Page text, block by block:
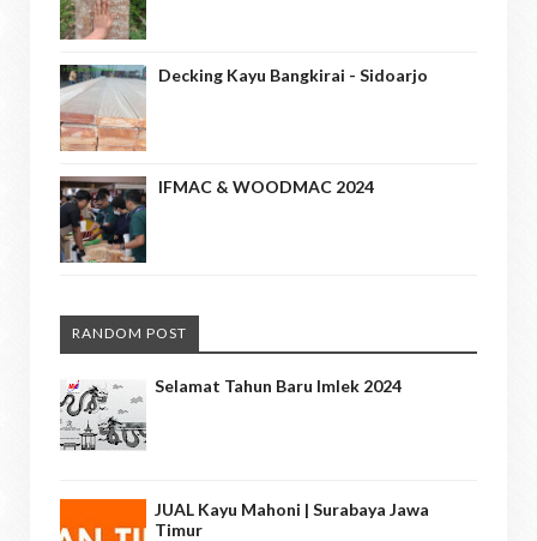
Decking Kayu Bangkirai - Sidoarjo
IFMAC & WOODMAC 2024
RANDOM POST
Selamat Tahun Baru Imlek 2024
JUAL Kayu Mahoni | Surabaya Jawa
Timur